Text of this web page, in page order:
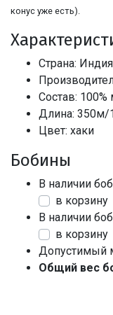
конус уже есть).
Страна: Индия
Состав: 100%
Длина: 350м/
Цвет: хаки
Бобины
В наличии
в корзину
В наличии
в корзину
Допустимый
Общий вес